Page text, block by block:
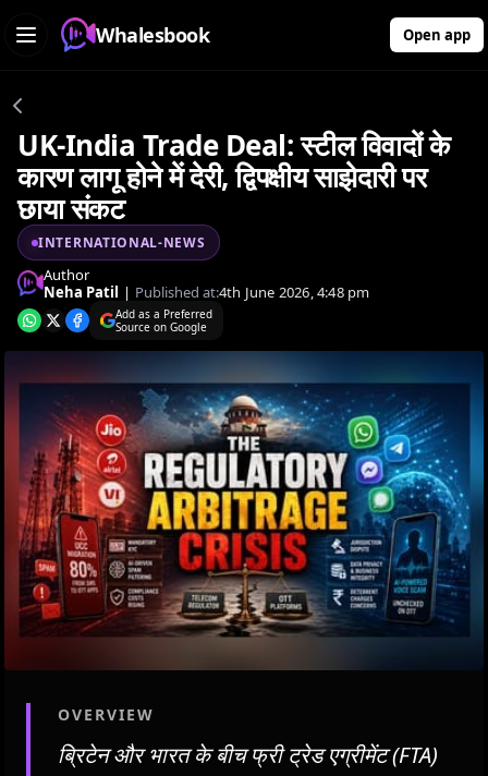
Whalesbook Open app
UK-India Trade Deal: स्टील विवादों के
कारण लागू होने में देरी, द्विपक्षीय साझेदारी पर
छाया संकट
INTERNATIONAL-NEWS
Author
Neha Patil | Published at:4th June 2026, 4:48 pm
Add as a Preferred
Source on Google
OVERVIEW
ब्रिटेन और भारत के बीच फ्री ट्रेड एग्रीमेंट (FTA)